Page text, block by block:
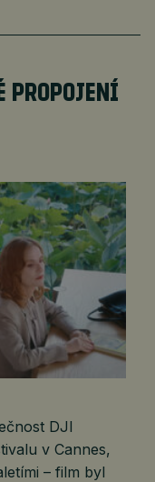
PROPOJENÍ
DJI
v Cannes,
– film byl